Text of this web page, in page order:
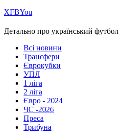
ХFBYou
Детально про український футбол
Всі новини
Трансфери
Єврокубки
УПЛ
1 ліга
2 ліга
Євро - 2024
ЧС -2026
Преса
Трибуна